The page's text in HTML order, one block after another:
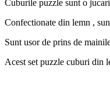
Cuburile puzzle sunt o
Confectionate din lemn ,
Sunt usor de prins de
Acest set puzzle cuburi din